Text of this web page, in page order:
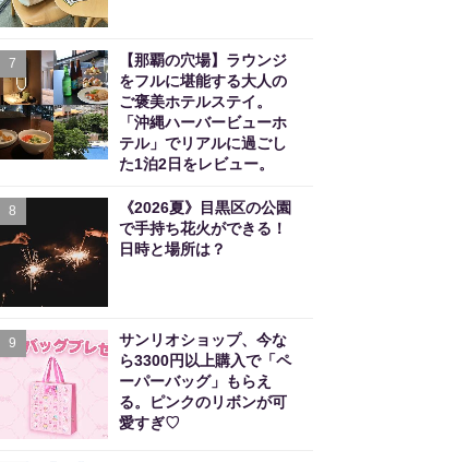
7
【那覇の穴場】ラウンジ
をフルに堪能する大人の
ご褒美ホテルステイ。
「沖縄ハーバービューホ
テル」でリアルに過ごし
た1泊2日をレビュー。
8
《2026夏》目黒区の公園
で手持ち花火ができる！
日時と場所は？
9
サンリオショップ、今な
ら3300円以上購入で「ペ
ーパーバッグ」もらえ
る。ピンクのリボンが可
愛すぎ♡